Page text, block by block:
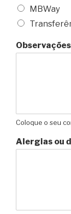
MBWay
Observações
Coloque o seu
Alergias ou